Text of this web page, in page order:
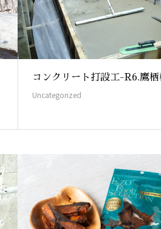
コンクリート打設工-R6.鷹栖
Uncategorized